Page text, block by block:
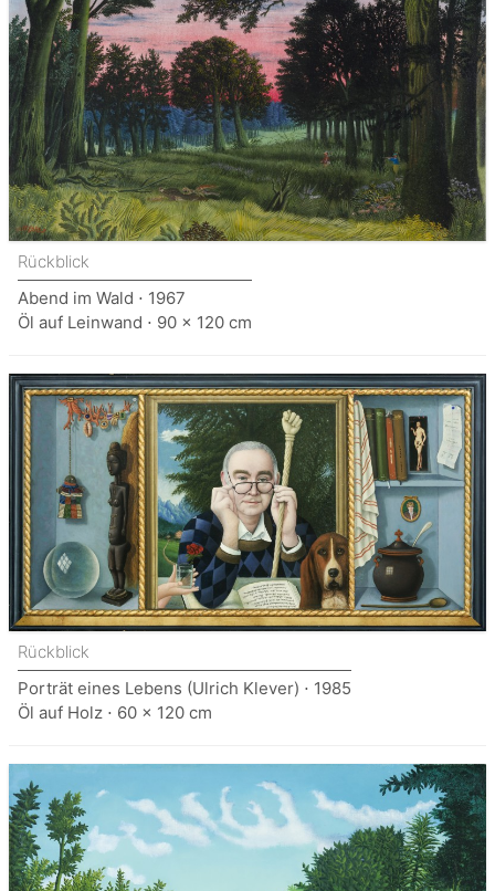
Rückblick
Abend im Wald ⋅ 1967
Öl auf Leinwand ⋅ 90 x 120 cm
Rückblick
Porträt eines Lebens (Ulrich Klever) ⋅ 1985
Öl auf Holz ⋅ 60 x 120 cm